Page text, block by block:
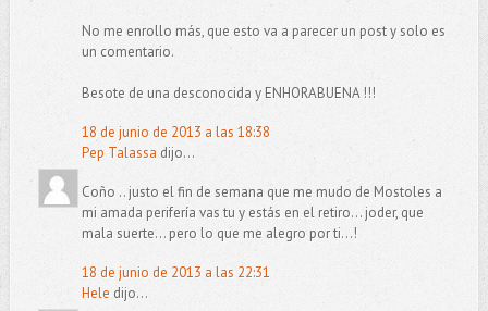
No me enrollo más, que esto va a parecer un post y solo es
un comentario.
Besote de una desconocida y ENHORABUENA !!!
18 de junio de 2013 a las 18:38
Pep Talassa dijo...
Coño .. justo el fin de semana que me mudo de Mostoles a
mi amada perifería vas tu y estás en el retiro... joder, que
mala suerte... pero lo que me alegro por ti...!
18 de junio de 2013 a las 22:31
Hele dijo...